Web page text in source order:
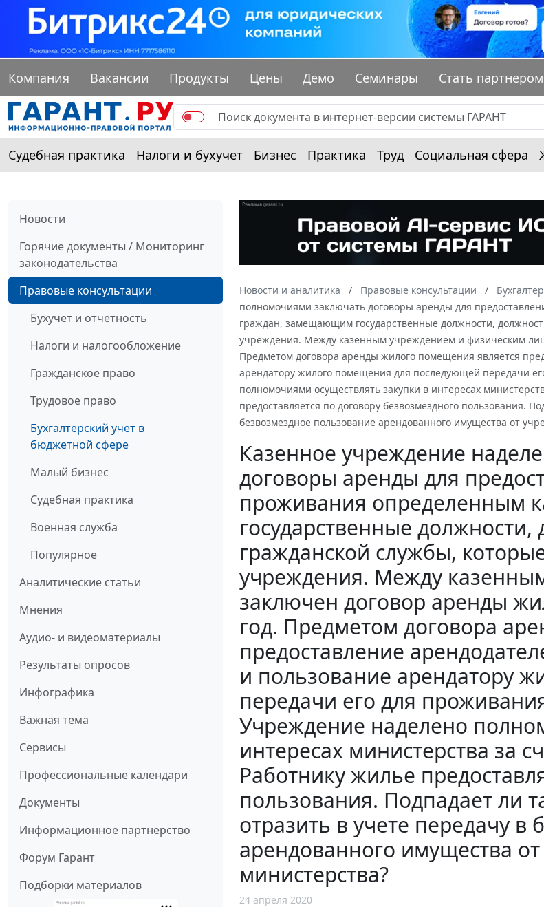
Компания Вакансии Продукты Цены Демо Семинары Стать партнером
Судебная практика Налоги и бухучет Бизнес Практика Труд Социальная сфера
Новости
Горячие документы / Мониторинг
законодательства
Правовые консультации
Бухучет и отчетность
Налоги и налогообложение
Гражданское право
Трудовое право
Бухгалтерский учет в
бюджетной сфере
Малый бизнес
Судебная практика
Военная служба
Популярное
Аналитические статьи
Мнения
Аудио- и видеоматериалы
Результаты опросов
Инфографика
Важная тема
Сервисы
Профессиональные календари
Документы
Информационное партнерство
Форум Гарант
Подборки материалов
Новости и аналитика Правовые консультации
полномочиями заключать договоры аренды для
граждан, замещающим государственные должности,
учреждения. Между казенным учреждением и физическим
Предметом договора аренды жилого помещения является
арендатору жилого помещения для последующей передачи
полномочиями осуществлять закупки в интересах
предоставляется по договору безвозмездного пользования.
безвозмездное пользование арендованного имущества от
Казенное учреждение
договоры аренды для
проживания определенным
государственные должности,
гражданской службы,
учреждения. Между
заключен договор аренды
год. Предметом договора
предоставление
и пользование арендатору
передачи его для
Учреждение наделено
интересах министерства за
Работнику жилье
пользования. Подпадает ли
отразить в учете передачу
арендованного имущества
министерства?
24 апреля 2020